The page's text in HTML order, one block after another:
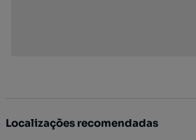
Localizações recomendadas